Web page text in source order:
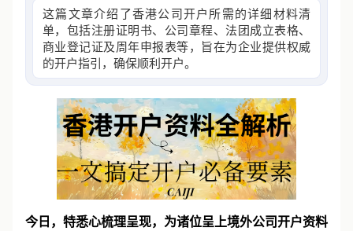
这篇文章介绍了香港公司开户所需的详细材料清
单，包括注册证明书、公司章程、法团成立表格、
商业登记证及周年申报表等，旨在为企业提供权威
的开户指引，确保顺利开户。
今日，特悉心梳理呈现，为诸位呈上境外公司开户资料